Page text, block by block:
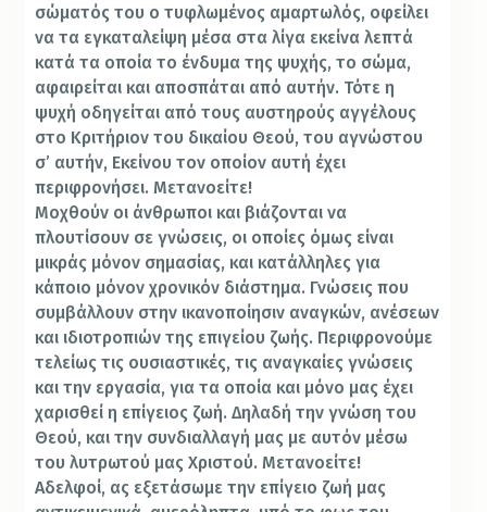
σώματός του ο τυφλωμένος αμαρτωλός, οφείλει
να τα εγκαταλείψη μέσα στα λίγα εκείνα λεπτά
κατά τα οποία το ένδυμα της ψυχής, το σώμα,
αφαιρείται και αποσπάται από αυτήν. Τότε η
ψυχή οδηγείται από τους αυστηρούς αγγέλους
στο Κριτήριον του δικαίου Θεού, του αγνώστου
σ’ αυτήν, Εκείνου τον οποίον αυτή έχει
περιφρονήσει. Μετανοείτε!
Μοχθούν οι άνθρωποι και βιάζονται να
πλουτίσουν σε γνώσεις, οι οποίες όμως είναι
μικράς μόνον σημασίας, και κατάλληλες για
κάποιο μόνον χρονικόν διάστημα. Γνώσεις που
συμβάλλουν στην ικανοποίησιν αναγκών, ανέσεων
και ιδιοτροπιών της επιγείου ζωής. Περιφρονούμε
τελείως τις ουσιαστικές, τις αναγκαίες γνώσεις
και την εργασία, για τα οποία και μόνο μας έχει
χαρισθεί η επίγειος ζωή. Δηλαδή την γνώση του
Θεού, και την συνδιαλλαγή μας με αυτόν μέσω
του λυτρωτού μας Χριστού. Μετανοείτε!
Αδελφοί, ας εξετάσωμε την επίγειο ζωή μας